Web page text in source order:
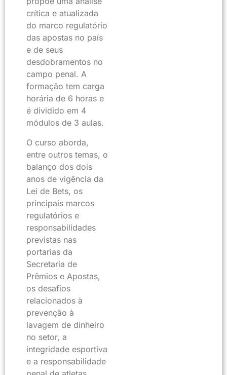
crítica e atualizada
do marco regulatório
das apostas no país
e de seus
desdobramentos no
campo penal. A
formação tem carga
horária de 6 horas e
é dividido em 4
módulos de 3 aulas.
O curso aborda,
entre outros temas, o
balanço dos dois
anos de vigência da
Lei de Bets, os
principais marcos
regulatórios e
responsabilidades
previstas nas
portarias da
Secretaria de
Prêmios e Apostas,
os desafios
relacionados à
prevenção à
lavagem de dinheiro
no setor, a
integridade esportiva
e a responsabilidade